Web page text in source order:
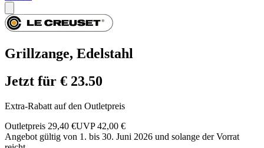
Grillzange, Edelstahl
Jetzt für € 23.50
Extra-Rabatt auf den Outletpreis
Outletpreis 29,40 €UVP 42,00 €
Angebot gültig von 1. bis 30. Juni 2026 und solange der Vorrat